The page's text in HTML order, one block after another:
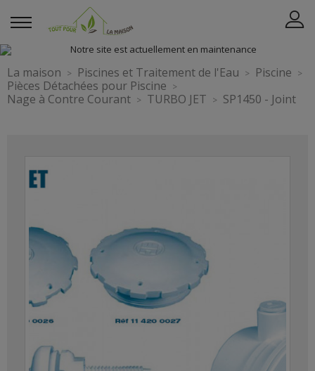
La maison Piscines et Traitement de l'Eau
Piscine
Pièces Détachées pour Piscine
Nage à Contre Courant
TURBO JET SP1450 - Joint